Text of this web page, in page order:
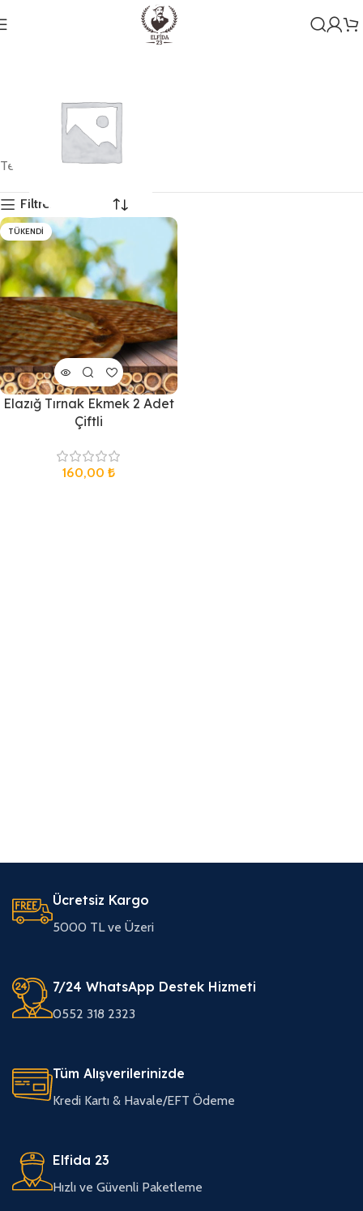
Genel
1 ürün
Tek bir sonuç gösteriliyor
Filtreleri Göster
TÜKENDI
Elazığ Tırnak Ekmek 2 Adet
Çiftli
160,00 ₺
Ücretsiz Kargo
5000 TL ve Üzeri
7/24 WhatsApp Destek Hizmeti
0552 318 2323
Tüm Alışverilerinizde
Kredi Kartı & Havale/EFT Ödeme
Elfida 23
Hızlı ve Güvenli Paketleme